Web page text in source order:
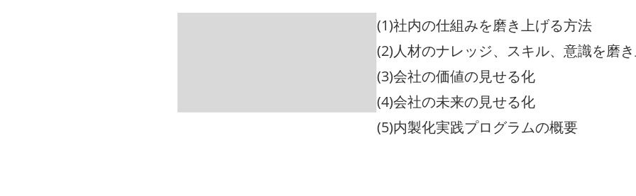
(1)社内の仕組みを磨き上げる方法
(2)人材のナレッジ、スキル、意識を磨
(3)会社の価値の見せる化
(4)会社の未来の見せる化
(5)内製化実践プログラムの概要